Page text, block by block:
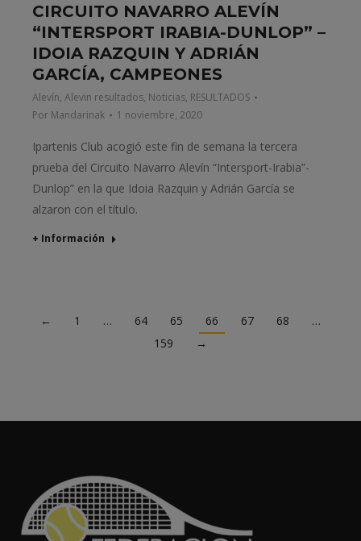
CIRCUITO NAVARRO ALEVÍN
“INTERSPORT IRABIA-DUNLOP” –
IDOIA RAZQUIN Y ADRIÁN
GARCÍA, CAMPEONES
Alevín, Alevin resultados, Noticias, RESULTADOS
Por Mandarinak 1 noviembre, 2020
Ipartenis Club acogió este fin de semana la tercera
prueba del Circuito Navarro Alevín “Intersport-Irabia”-
Dunlop” en la que Idoia Razquin y Adrián García se
alzaron con el título.
+ Información
← 1 … 64 65 66 67 68
…
159
→